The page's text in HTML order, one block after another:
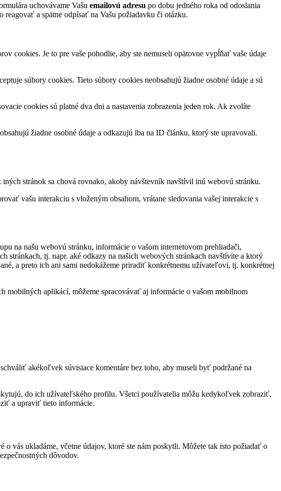
uchovávame Vašu emailovú adresu po dobu jedného roka od odoslania
a spätne odpísať na Vašu požiadavku či otázku.
cookies. Je to pre vaše pohodlie, aby ste nemuseli opätovne vypĺňať vaše údaje
súbory cookies. Tieto súbory cookies neobsahujú žiadne osobné údaje a sú
cookies sú platné dva dni a nastavenia zobrazenia jeden rok. Ak zvolíte
žiadne osobné údaje a odkazujú iba na ID článku, ktorý ste upravovali.
stránok sa chová rovnako, akoby návštevník navštívil inú webovú stránku.
vašu interakciu s vloženým obsahom, vrátane sledovania vašej interakcie s
na našu webovú stránku, informácie o vašom internetovom prehliadači,
stránkach, tj. napr. aké odkazy na našich webových stránkach navštívite a ktorý
a preto ich ani sami nedokážeme priradiť konkrétnemu užívateľovi, tj. konkrétnej
mobilných aplikácí, môžeme spracovávať aj informácie o vašom mobilnom
akékoľvek súvisiace komentáre bez toho, aby museli byť podržané na
do ich užívateľského profilu. Všetci používatelia môžu kedykoľvek zobraziť,
a upraviť tieto informácie.
vás ukladáme, včetne údajov, ktoré ste nám poskytli. Môžete tak isto požiadať o
dôvodov.